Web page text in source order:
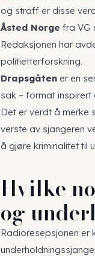
og straff er disse
Åsted Norge fra VG
Redaksjonen har
politietterforskning.
Drapsgåten er en
sak – format inspirert
Det er verdt å merke
verste av sjangeren
å gjøre kriminalitet til
Hvilke
og
Radioresepsjonen er